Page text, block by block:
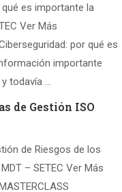
es importante la
Ver Más
por qué es
importante
todavía …
de Gestión ISO
de Riesgos de los
– SETEC Ver Más